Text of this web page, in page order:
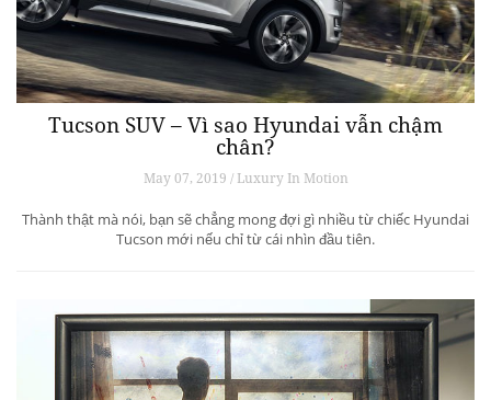
Tucson SUV – Vì sao Hyundai vẫn chậm
chân?
May 07, 2019 / Luxury In Motion
Thành thật mà nói, bạn sẽ chẳng mong đợi gì nhiều từ chiếc Hyundai
Tucson mới nếu chỉ từ cái nhìn đầu tiên.